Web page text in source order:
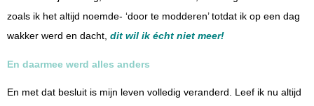
zoals ik het altijd noemde- ‘door te modderen’ totdat ik op een dag
wakker werd en dacht, dit wil ik écht niet meer!
En daarmee werd alles anders
En met dat besluit is mijn leven volledig veranderd. Leef ik nu altijd